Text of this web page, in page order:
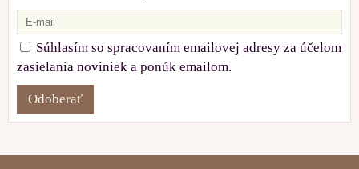
Súhlasím so spracovaním emailovej adresy za účelom
zasielania noviniek a ponúk emailom.
Odoberať